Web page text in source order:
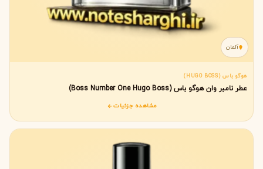
آلمان
هوگو باس (HUGO BOSS)
عطر نامبر وان هوگو باس (Boss Number One Hugo Boss)
مشاهده جزئیات